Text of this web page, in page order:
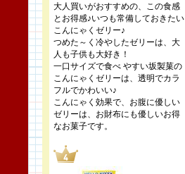
大人買いがおすすめの、この食感
とお得感♪いつも常備しておきたい
こんにゃくゼリー♪
つめた～く冷やしたゼリーは、大
人も子供も大好き！
一口サイズで食べ やすい坂製菓の
こんにゃくゼリーは、透明でカラ
フルでかわいい♪
こんにゃく効果で、お腹に優しい
ゼリーは、お財布にも優しいお得
なお菓子です。